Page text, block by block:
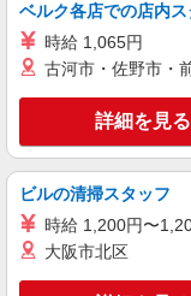
キープ
株式会社テクノ・サー
段
実
ベルク各店での店内ス
時給 1,065円
古河市・佐野市・
詳細を見る
ビルの清掃スタッフ
時給 1,200円〜
大阪市北区